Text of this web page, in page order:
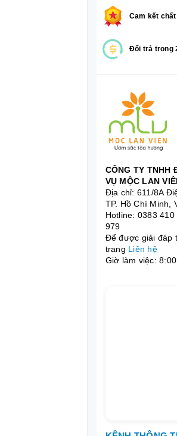
Cam kết
Đổi trả trong
CÔNG TY TNHH
VỤ MỘC LAN
Địa chỉ: 611/8A
TP. Hồ Chí Minh,
Hotline: 0383 410
979
Để được giải đáp
trang Liên hệ
Giờ làm việc: